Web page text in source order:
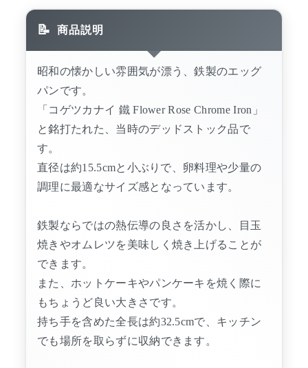
商品説明
昭和の懐かしい雰囲気が漂う、鉄製のエッグ
パンです。
「コゲツカナイ 鐵 Flower Rose Chrome Iron」
と銘打たれた、当時のデッドストック品で
す。
直径は約15.5cmと小ぶりで、卵料理や少量の
調理に最適なサイズ感となっています。
鉄製ならではの熱伝導の良さを活かし、目玉
焼きやオムレツを美味しく焼き上げることが
できます。
また、ホットケーキやパンケーキを焼く際に
もちょうど良い大きさです。
持ち手を含めた全長は約32.5cmで、キッチン
でも場所を取らずに収納できます。